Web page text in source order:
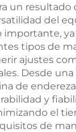
un resultado
del
importante,
tipos de
ajustes
Desde
de
y
el
de